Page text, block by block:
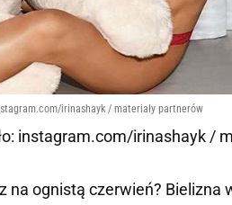
irinashayk / materiały partnerów
instagram.com/irinashayk /
na ognistą czerwień?